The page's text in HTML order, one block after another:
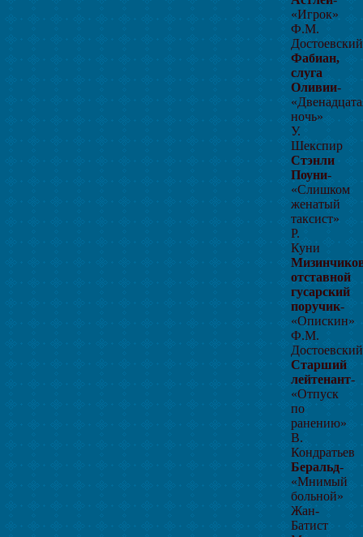
«Игрок»
Ф.М.
Достоевский
Фабиан,
слуга
Оливии-
ночь»
У.
Шекспир
Стэнли
Поуни-
«Слишком
женатый
таксист»
Р.
Куни
отставной
гусарский
поручик-
«Опискин»
Ф.М.
Достоевский
Старший
лейтенант-
«Отпуск
по
ранению»
В.
Кондратьев
Беральд-
«Мнимый
больной»
Жан-
Батист